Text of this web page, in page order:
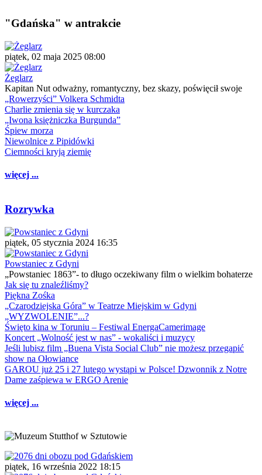
"Gdańska" w antrakcie
piątek, 02 maja 2025 08:00
Żeglarz
Kapitan Nut odważny, romantyczny, bez skazy, poświęcił swoje
„Rowerzyści” Volkera Schmidta
Charlie zmienia się w kurczaka
„Iwona księżniczka Burgunda”
Śpiew morza
Niewolnice z Pipidówki
Ciemności kryją ziemię
więcej ...
Rozrywka
piątek, 05 stycznia 2024 16:35
Powstaniec z Gdyni
„Powstaniec 1863”- to długo oczekiwany film o wielkim bohaterze
Jak się tu znaleźliśmy?
Piękna Zośka
„Czarodziejska Góra” w Teatrze Miejskim w Gdyni
„WYZWOLENIE”...?
Święto kina w Toruniu – Festiwal EnergaCamerimage
Koncert „Wolność jest w nas” - wokaliści i muzycy
Jeśli lubisz film „Buena Vista Social Club” nie możesz przegapić
show na Ołowiance
GAROU już 25 i 27 lutego wystąpi w Polsce! Dzwonnik z Notre
Dame zaśpiewa w ERGO Arenie
więcej ...
piątek, 16 września 2022 18:15